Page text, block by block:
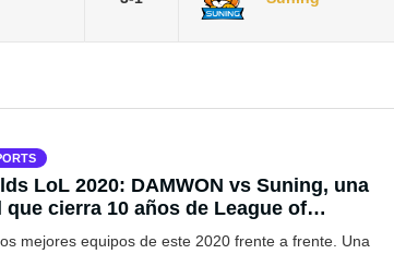
LoL 2020: DAMWON vs Suning, una
que cierra 10 años de League of
profesional
mejores equipos de este 2020 frente a frente. Una